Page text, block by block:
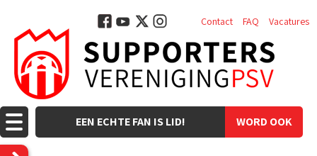
WORD OOK
EEN ECHTE FAN IS LID!
Contact FAQ Vacatures